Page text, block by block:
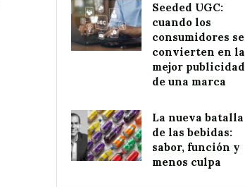
Seeded UGC:
cuando los
consumidores se
convierten en la
mejor publicidad
de una marca
La nueva batalla
de las bebidas:
sabor, función y
menos culpa